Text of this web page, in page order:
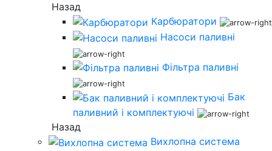
Назад
Карбюратори
Насоси паливні
Фільтра паливні
Бак
паливний і комплектуючі
Назад
Вихлопна система